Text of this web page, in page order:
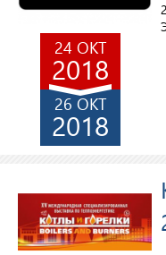
24 ОКТ
2018
26 ОКТ
2018